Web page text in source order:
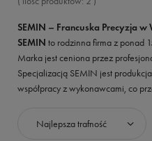
SEMIN – Francuska Precyzja
SEMIN to rodzinna firma z ponad
Marka jest ceniona przez
Specjalizacją SEMIN jest
współpracy z wykonawcami, co
Zmień sortowanie
Najlepsza trafność